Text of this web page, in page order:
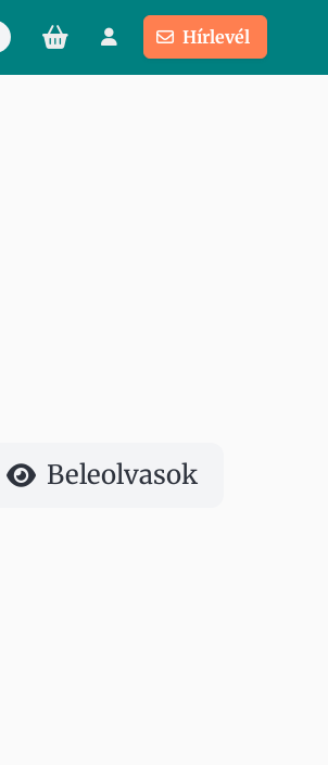
Hírlevél
Beleolvasok